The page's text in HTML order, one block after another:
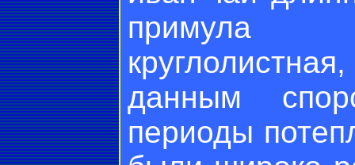
примула
данным
периоды